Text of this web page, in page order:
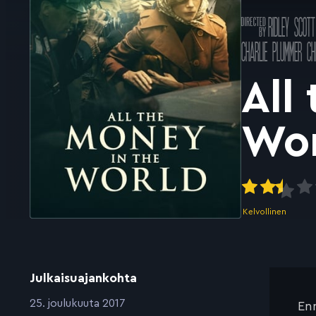
Ohjannut
kRIDLEY SCOTT
Pääosissa
CHARLIE PLUMMER
All
Kelvollinen
Julkaisuajankohta
:25. joulukuuta 2017